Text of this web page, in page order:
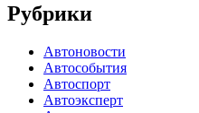
Рубрики
Автоновости
Автособытия
Автоспорт
Автоэксперт